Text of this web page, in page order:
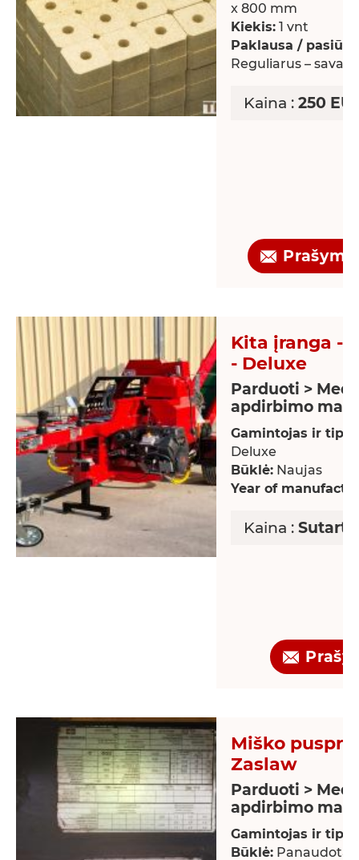
x 800 mm
Kiekis: 1 vnt
Paklausa / pasiūla:
Reguliarus –
Kaina : 250
Kita įranga -
- Deluxe
Parduoti >
apdirbimo
Gamintojas ir
Deluxe
Būklė: Naujas
Year of
Kaina :
Miško
Zaslaw
Parduoti >
apdirbimo
Gamintojas ir
Būklė: Panaudotas